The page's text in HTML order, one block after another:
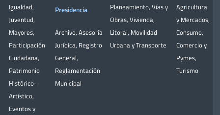
Igualdad,
Juventud,
Mayores,
Participación
Ciudadana,
Patrimonio
Histórico-
Artístico,
Eventos y
Presidencia
Archivo, Asesoría
Jurídica, Registro
General,
Reglamentación
Municipal
Planeamiento, Vías y
Obras, Vivienda,
Litoral, Movilidad
Urbana y Transporte
Agricultura
y Mercados,
Consumo,
Comercio y
Pymes,
Turismo